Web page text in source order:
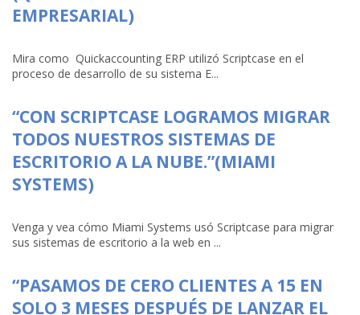
EMPRESARIAL)
Mira como Quickaccounting ERP utilizó Scriptcase en el
proceso de desarrollo de su sistema E...
“CON SCRIPTCASE LOGRAMOS MIGRAR
TODOS NUESTROS SISTEMAS DE
ESCRITORIO A LA NUBE.”(MIAMI
SYSTEMS)
Venga y vea cómo Miami Systems usó Scriptcase para migrar
sus sistemas de escritorio a la web en ...
“PASAMOS DE CERO CLIENTES A 15 EN
SOLO 3 MESES DESPUÉS DE LANZAR EL